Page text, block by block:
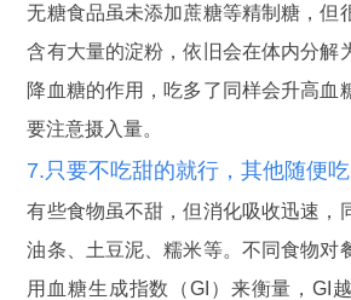
无糖食品虽未添加蔗糖等精制糖，但
含有大量的淀粉，依旧会在体内分解
降血糖的作用，吃多了同样会升高血
要注意摄入量。
7.只要不吃甜的就行，其他随便吃
有些食物虽不甜，但消化吸收迅速，
油条、土豆泥、糯米等。不同食物对
用血糖生成指数（GI）来衡量，GI